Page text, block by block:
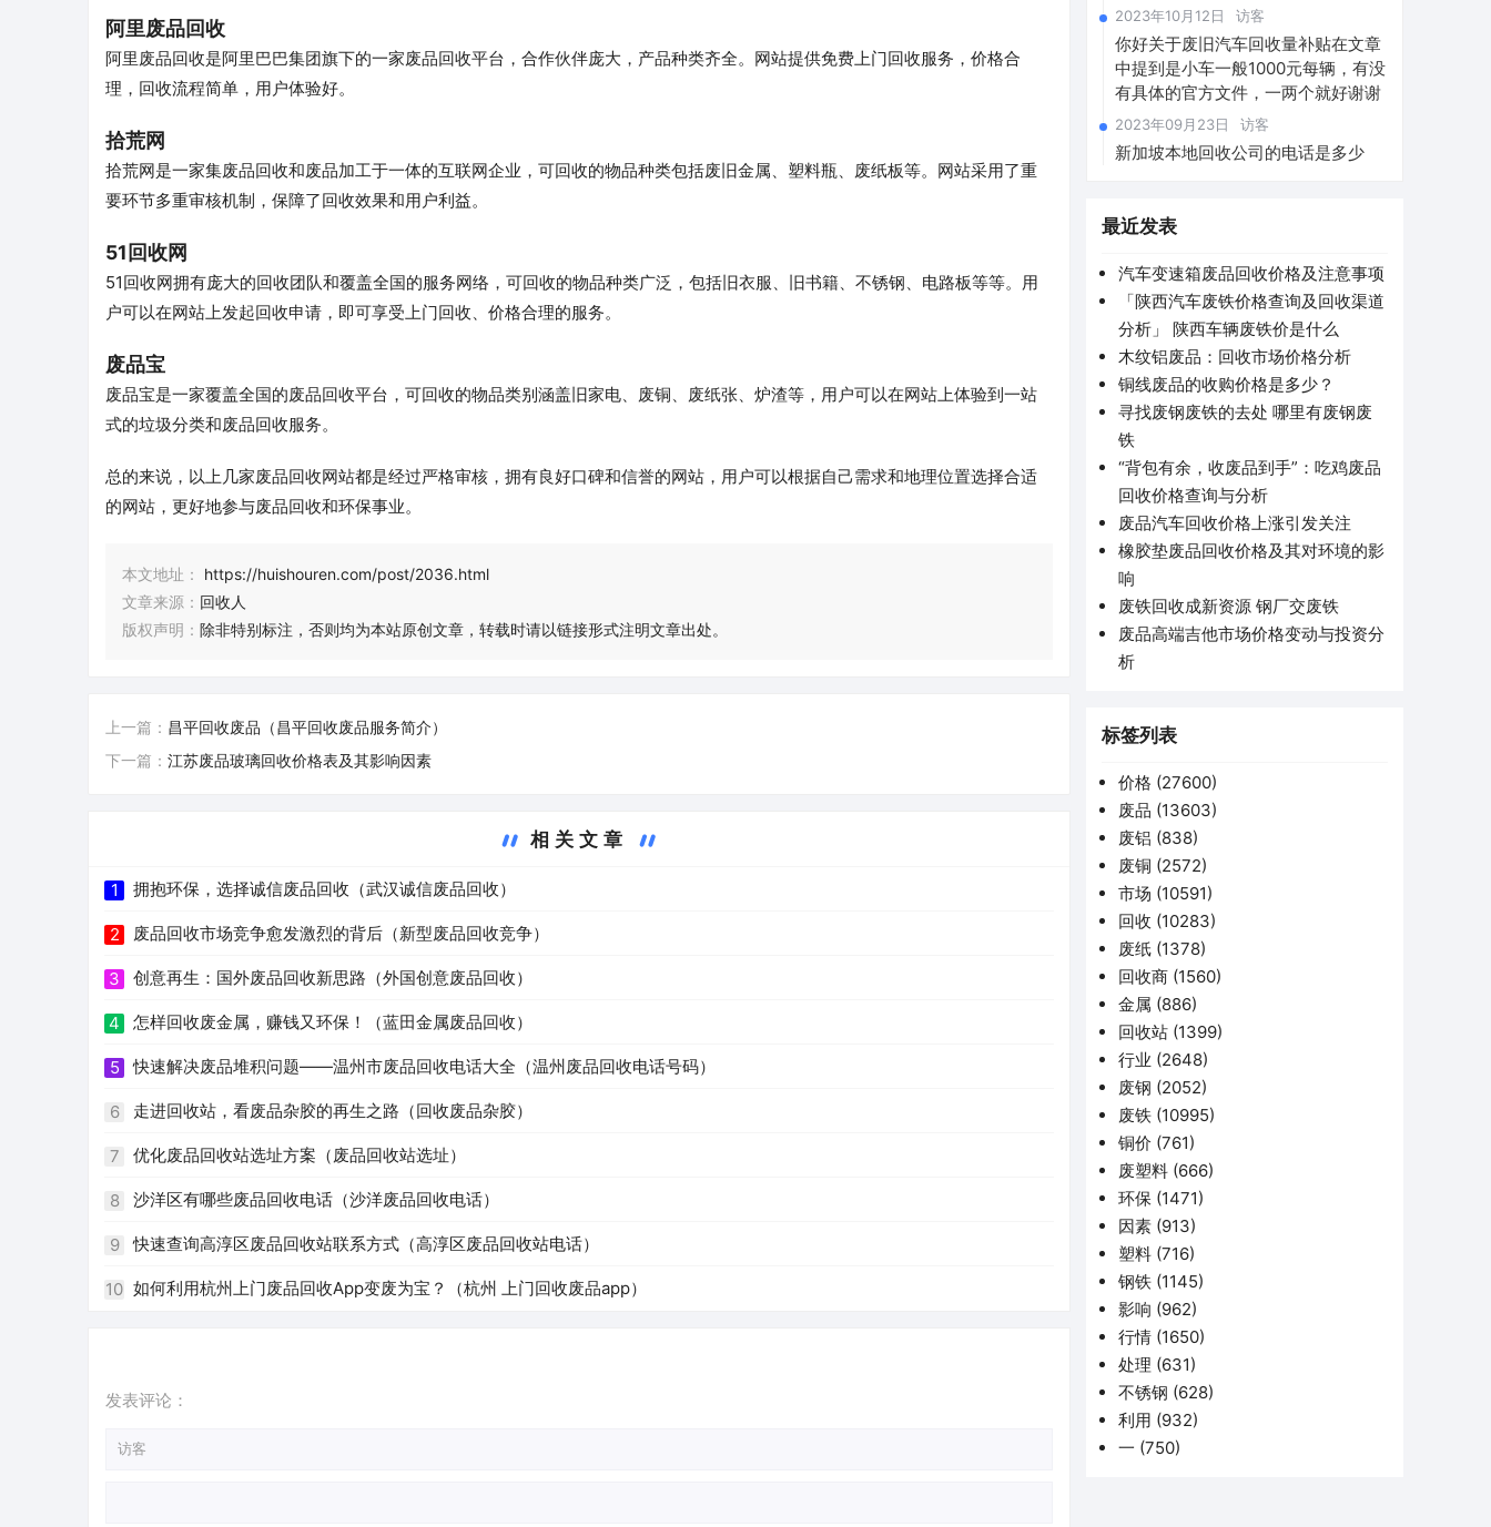
阿里废品回收
阿里废品回收是阿里巴巴集团旗下的一家废品回收平台，合作伙伴庞大，产品种类齐全。网站提供免费上门回收服务，价格合
理，回收流程简单，用户体验好。
拾荒网
拾荒网是一家集废品回收和废品加工于一体的互联网企业，可回收的物品种类包括废旧金属、塑料瓶、废纸板等。网站采用了重
要环节多重审核机制，保障了回收效果和用户利益。
51回收网
51回收网拥有庞大的回收团队和覆盖全国的服务网络，可回收的物品种类广泛，包括旧衣服、旧书籍、不锈钢、电路板等等。用
户可以在网站上发起回收申请，即可享受上门回收、价格合理的服务。
废品宝
废品宝是一家覆盖全国的废品回收平台，可回收的物品类别涵盖旧家电、废铜、废纸张、炉渣等，用户可以在网站上体验到一站
式的垃圾分类和废品回收服务。
总的来说，以上几家废品回收网站都是经过严格审核，拥有良好口碑和信誉的网站，用户可以根据自己需求和地理位置选择合适
的网站，更好地参与废品回收和环保事业。
本文地址：
https://huishouren.com/post/2036.html
文章来源： 回收人
版权声明： 除非特别标注，否则均为本站原创文章，转载时请以链接形式注明文章出处。
上一篇： 昌平回收废品（昌平回收废品服务简介）
下一篇： 江苏废品玻璃回收价格表及其影响因素
相关文章
1 拥抱环保，选择诚信废品回收（武汉诚信废品回收）
2 废品回收市场竞争愈发激烈的背后（新型废品回收竞争）
3 创意再生：国外废品回收新思路（外国创意废品回收）
4 怎样回收废金属，赚钱又环保！（蓝田金属废品回收）
5 快速解决废品堆积问题——温州市废品回收电话大全（温州废品回收电话号码）
6 走进回收站，看废品杂胶的再生之路（回收废品杂胶）
7 优化废品回收站选址方案（废品回收站选址）
8 沙洋区有哪些废品回收电话（沙洋废品回收电话）
9 快速查询高淳区废品回收站联系方式（高淳区废品回收站电话）
10 如何利用杭州上门废品回收App变废为宝？（杭州 上门回收废品app）
发表评论：
2023年10月12日 访客
你好关于废旧汽车回收量补贴在文章
中提到是小车一般1000元每辆，有没
有具体的官方文件，一两个就好谢谢
2023年09月23日 访客
新加坡本地回收公司的电话是多少
最近发表
汽车变速箱废品回收价格及注意事项
「陕西汽车废铁价格查询及回收渠道
分析」 陕西车辆废铁价是什么
木纹铝废品：回收市场价格分析
铜线废品的收购价格是多少？
寻找废钢废铁的去处 哪里有废钢废
铁
“背包有余，收废品到手”：吃鸡废品
回收价格查询与分析
废品汽车回收价格上涨引发关注
橡胶垫废品回收价格及其对环境的影
响
废铁回收成新资源 钢厂交废铁
废品高端吉他市场价格变动与投资分
析
标签列表
价格 (27600)
废品 (13603)
废铝 (838)
废铜 (2572)
市场 (10591)
回收 (10283)
废纸 (1378)
回收商 (1560)
金属 (886)
回收站 (1399)
行业 (2648)
废钢 (2052)
废铁 (10995)
铜价 (761)
废塑料 (666)
环保 (1471)
因素 (913)
塑料 (716)
钢铁 (1145)
影响 (962)
行情 (1650)
处理 (631)
不锈钢 (628)
利用 (932)
一 (750)